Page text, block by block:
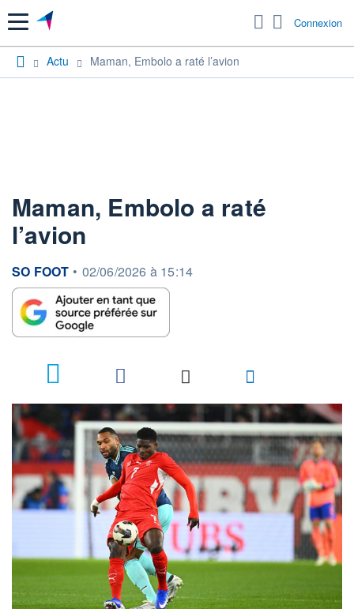
Menu Connexion
Actu Maman, Embolo a raté l’avion
Maman, Embolo a raté
l’avion
information fournie par
SO FOOT • 02/06/2026 à 15:14